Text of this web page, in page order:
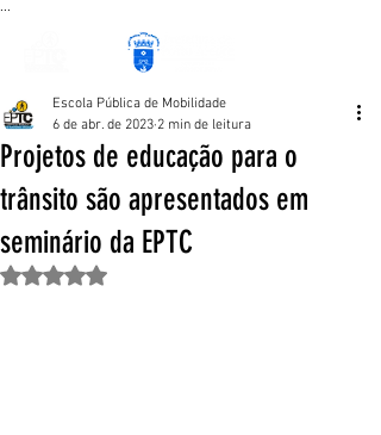
Projetos de educação para o
trânsito são apresentados em
seminário da EPTC
Escola Pública de Mobilidade
6 de abr. de 2023 2 min de leitura
Avaliado com NaN de 5 estrelas.